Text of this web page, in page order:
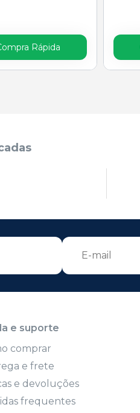
Rápida
e suporte
comprar
e frete
e devoluções
frequentes